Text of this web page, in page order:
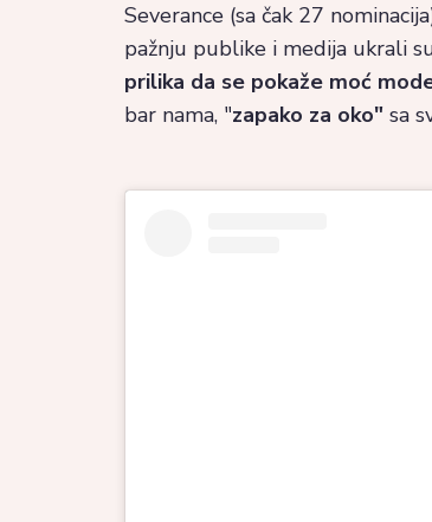
Severance (sa čak 27
pažnju publike i medija ukrali
prilika da se pokaže moć
bar nama, "zapako za oko" sa